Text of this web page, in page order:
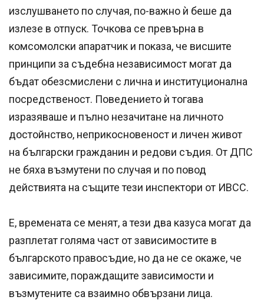
изслушването по случая, по-важно ѝ беше да
излезе в отпуск. Точкова се превърна в
комсомолски апаратчик и показа, че висшите
принципи за съдебна независимост могат да
бъдат обезсмислени с лична и институционална
посредственост. Поведението ѝ тогава
изразяваше и пълно незачитане на личното
достойнство, неприкосновеност и личен живот
на български гражданин и редови съдия. От ДПС
не бяха възмутени по случая и по повод
действията на същите тези инспектори от ИВСС.
Е, времената се менят, а тези два казуса могат да
разплетат голяма част от зависимостите в
българското правосъдие, но да не се окаже, че
зависимите, пораждащите зависимости и
възмутените са взаимно обвързани лица.